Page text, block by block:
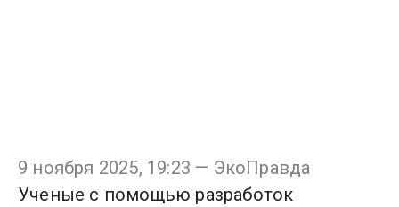
9 ноября 2025, 19:23 — ЭкоПравда
Ученые с помощью разработок